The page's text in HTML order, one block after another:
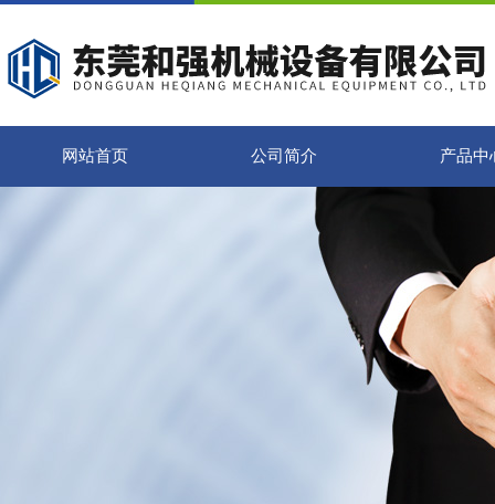
网站首页 公司简介 产品中